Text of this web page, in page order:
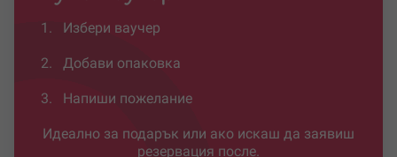
1. Избери ваучер
2. Добави опаковка
3. Напиши пожелание
Идеално за подарък или ако искаш да заявиш
резервация после.